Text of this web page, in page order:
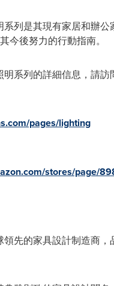
系列是其現有家居和辦
今後努力的行動指南。
系列的詳細信息，請訪
pages/lighting
stores/page/
領先的家具設計制造商